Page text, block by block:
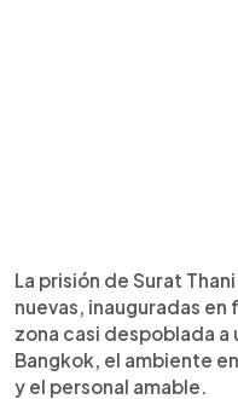
La prisión de Surat
nuevas, inauguradas en
zona casi despoblada a
Bangkok, el ambiente
y el personal amable.